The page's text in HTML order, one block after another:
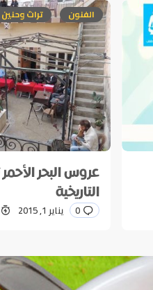
الفنون تراث وحنين
عروس البحر
التاريخية
0 يناير 1, 2015